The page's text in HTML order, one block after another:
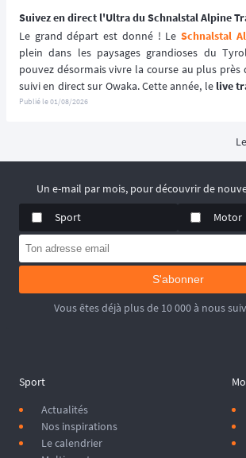
Suivez en direct l'Ultra du Schnalstal Alpine
Le grand départ est donné ! Le Schnalstal
plein dans les paysages grandioses du
pouvez désormais vivre la course au plus près
suivi en direct sur Owaka. Cette année, le live
spécifiquement pour la distance reine de
Publié le01/08/2026
Un e-mail par mois, pour découvrir de
Sport
Motor
S'abonner
Vous êtes déjà plus de 10 000 à nous
Sport
Actualités
Nos inspirations
Le calendrier